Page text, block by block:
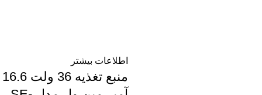
اطلاعات بیشتر
منبع تغذیه 36 ولت 16.6